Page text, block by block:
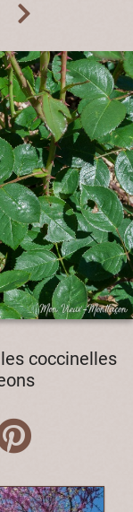
les coccinelles